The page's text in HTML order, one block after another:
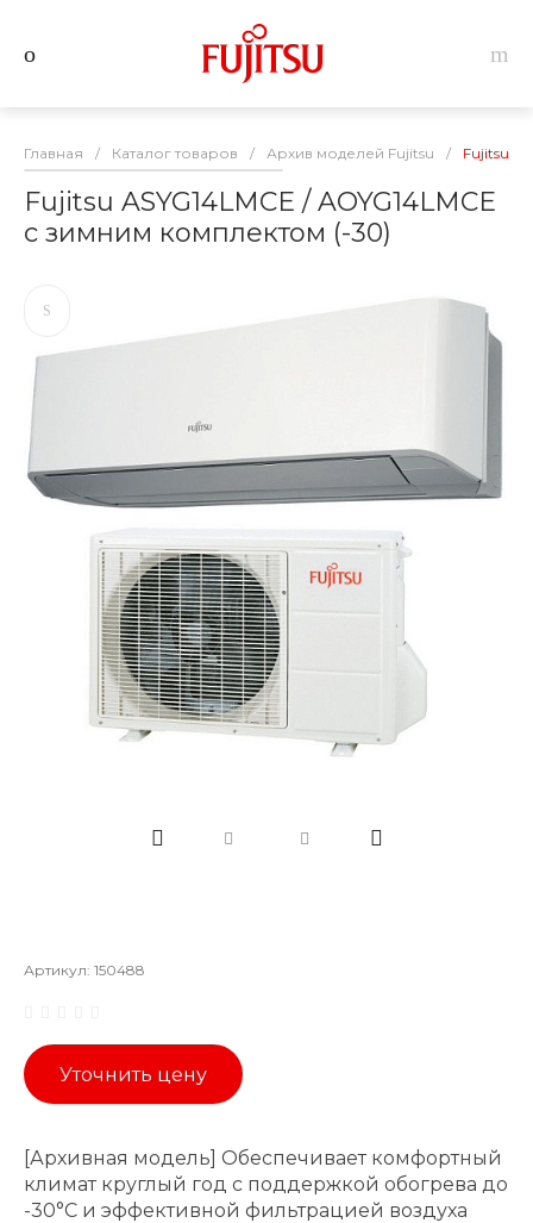
Главная / Каталог товаров / Архив моделей Fujitsu / Fujitsu
Fujitsu ASYG14LMCE / AOYG14LMCE
с зимним комплектом (-30)
Артикул: 150488
Уточнить цену
[Архивная модель] Обеспечивает комфортный
климат круглый год с поддержкой обогрева до
-30°C и эффективной фильтрацией воздуха